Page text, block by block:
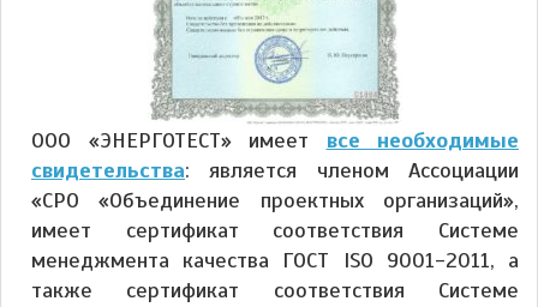
ООО «ЭНЕРГОТЕСТ» имеет все необходимые
свидетельства: является членом Ассоциации
«СРО «Объединение проектных организаций»,
имеет сертификат соответствия Системе
менеджмента качества ГОСТ ISO 9001-2011, а
также сертификат соответствия Системе